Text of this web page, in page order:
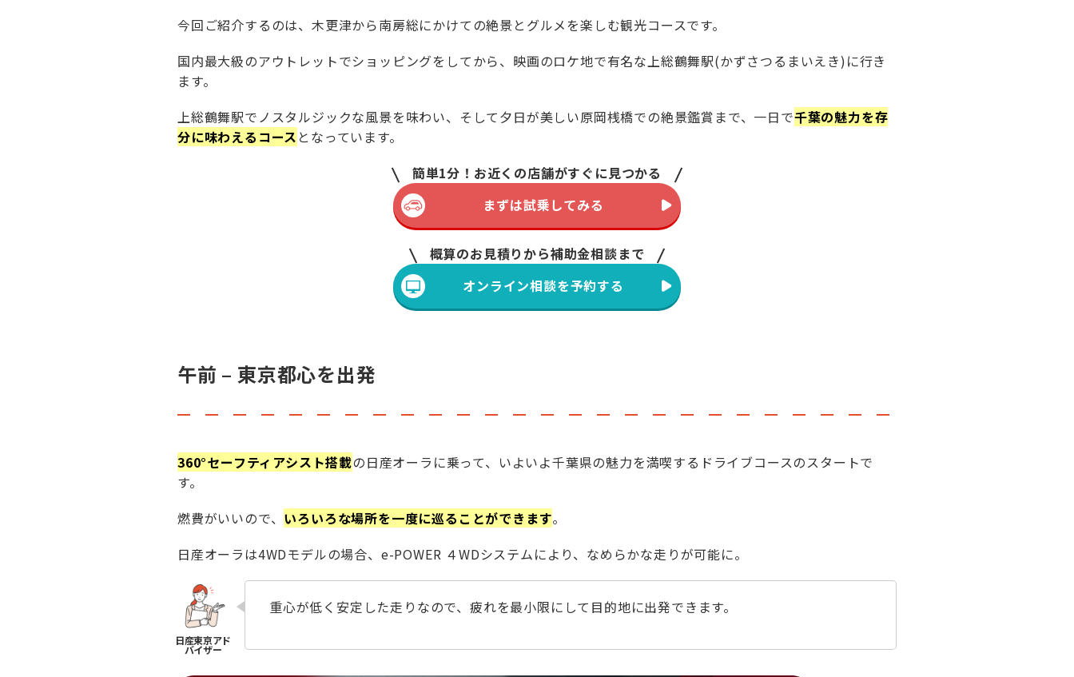
お客さま本位の業務運営方針（FD宣
金融商品販売の勧誘方針
今回ご紹介するのは、木更津から南房総にかけての絶景とグルメを楽しむ観光コースです。
国内最大級のアウトレットでショッピングをしてから、映画のロケ地で有名な上総鶴舞駅(かずさつるまいえき)に行き
ます。
上総鶴舞駅でノスタルジックな風景を味わい、そして夕日が美しい原岡桟橋での絶景鑑賞まで、一日で千葉の魅力を存
分に味わえるコース となっています。
簡単1分！ お近くの店舗がすぐに見つかる
まずは試乗してみる
概算のお見積りから補助金相談まで
オンライン相談を予約する
午前 – 東京都心を出発
360°セーフティアシスト搭載の日産オーラに乗って、いよいよ千葉県の魅力を満喫するドライブコースのスタートで
す。
燃費がいいので、 いろいろな場所を一度に巡ることができます。
日産オーラは4WDモデルの場合、e-POWER ４WDシステムにより、なめらかな走りが可能に。
重心が低く安定した走りなので、疲れを最小限にして目的地に出発できます。